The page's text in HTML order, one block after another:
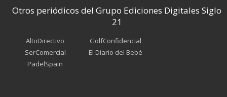
Otros periódicos del Grupo Ediciones Digitales Siglo
21
AltoDirectivo
SerComercial
PadelSpain
GolfConfidencial
El Diario del Bebé